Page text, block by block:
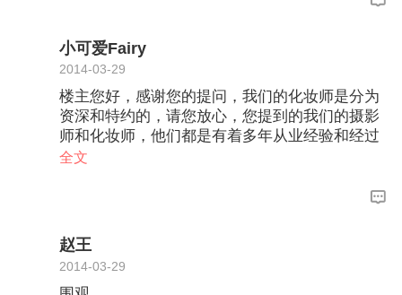
小可爱Fairy
2014-03-29
楼主您好，感谢您的提问，我们的化妆师是分为
资深和特约的，请您放心，您提到的我们的摄影
师和化妆师，他们都是有着多年从业经验和经过
层层筛选的，您订单后我们有一个【风格策划
的偏好，在您拍摄时，我们也会根据您的偏好为
天，我们的摄影师和化妆师都会和您沟通相关拍
摄事宜，为您量身定制拍摄方案。桔子摄影每个
流程都需要顾客评分签字确认，做到您满意为
全文
赵王
2014-03-29